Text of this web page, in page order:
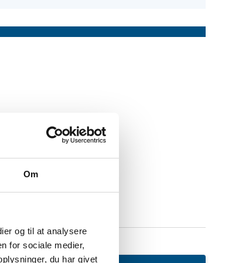
Om
og til at analysere
for sociale medier,
du har givet